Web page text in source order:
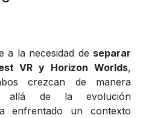
a la necesidad de separar
VR y Horizon Worlds,
crezcan de manera
allá de la evolución
enfrentado un contexto